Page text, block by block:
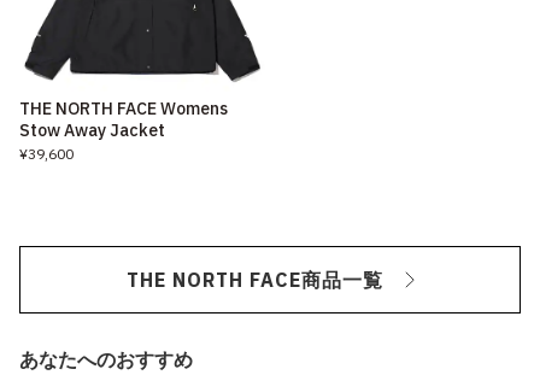
THE NORTH FACE Womens
Stow Away Jacket
¥39,600
THE NORTH FACE商品一覧
あなたへのおすすめ